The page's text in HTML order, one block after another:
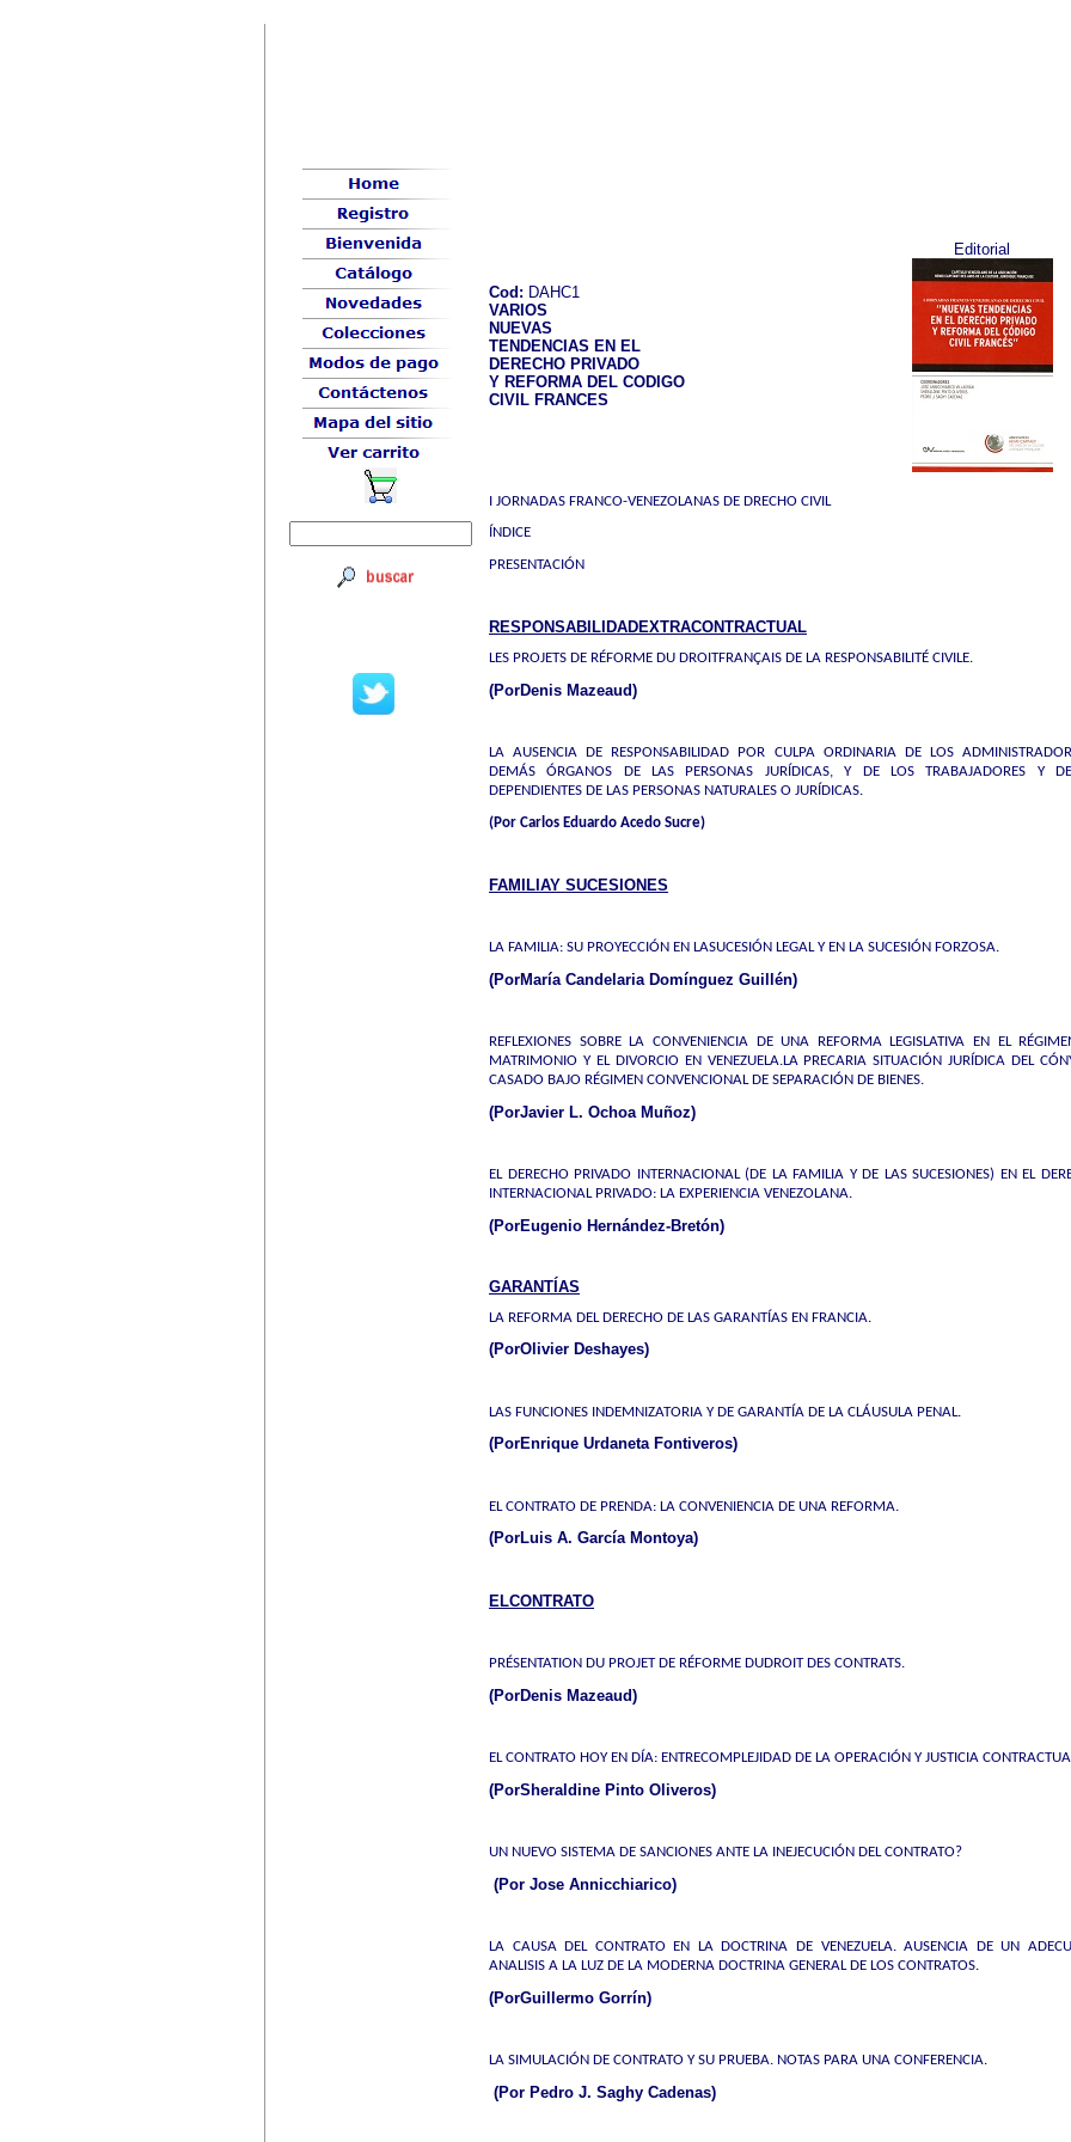
Cod: DAHC1
VARIOS
NUEVAS
TENDENCIAS EN EL
DERECHO PRIVADO
Y REFORMA DEL CODIGO
CIVIL FRANCES
Editorial
I JORNADAS FRANCO-VENEZOLANAS DE DRECHO CIVIL
ÍNDICE
PRESENTACIÓN
RESPONSABILIDADEXTRACONTRACTUAL
LES PROJETS DE RÉFORME DU DROITFRANÇAIS DE LA RESPONSABILITÉ CIVILE.
(PorDenis Mazeaud)
LA AUSENCIA DE RESPONSABILIDAD POR CULPA ORDINARIA DE LOS
DEMÁS ÓRGANOS DE LAS PERSONAS JURÍDICAS, Y DE LOS TRABAJADORES Y
DEPENDIENTES DE LAS PERSONAS NATURALES O JURÍDICAS.
(Por Carlos Eduardo Acedo Sucre)
FAMILIAY SUCESIONES
LA FAMILIA: SU PROYECCIÓN EN LASUCESIÓN LEGAL Y EN LA SUCESIÓN FORZOSA.
(PorMaría Candelaria Domínguez Guillén)
REFLEXIONES SOBRE LA CONVENIENCIA DE UNA REFORMA LEGISLATIVA EN EL
MATRIMONIO Y EL DIVORCIO EN VENEZUELA.LA PRECARIA SITUACIÓN JURÍDICA DEL
CASADO BAJO RÉGIMEN CONVENCIONAL DE SEPARACIÓN DE BIENES.
(PorJavier L. Ochoa Muñoz)
EL DERECHO PRIVADO INTERNACIONAL (DE LA FAMILIA Y DE LAS SUCESIONES) EN EL
INTERNACIONAL PRIVADO: LA EXPERIENCIA VENEZOLANA.
(PorEugenio Hernández-Bretón)
GARANTÍAS
LA REFORMA DEL DERECHO DE LAS GARANTÍAS EN FRANCIA.
(PorOlivier Deshayes)
LAS FUNCIONES INDEMNIZATORIA Y DE GARANTÍA DE LA CLÁUSULA PENAL.
(PorEnrique Urdaneta Fontiveros)
EL CONTRATO DE PRENDA: LA CONVENIENCIA DE UNA REFORMA.
(PorLuis A. García Montoya)
ELCONTRATO
PRÉSENTATION DU PROJET DE RÉFORME DUDROIT DES CONTRATS.
(PorDenis Mazeaud)
EL CONTRATO HOY EN DÍA: ENTRECOMPLEJIDAD DE LA OPERACIÓN Y JUSTICIA
(PorSheraldine Pinto Oliveros)
UN NUEVO SISTEMA DE SANCIONES ANTE LA INEJECUCIÓN DEL CONTRATO?
(Por Jose Annicchiarico)
LA CAUSA DEL CONTRATO EN LA DOCTRINA DE VENEZUELA. AUSENCIA DE UN
ANALISIS A LA LUZ DE LA MODERNA DOCTRINA GENERAL DE LOS CONTRATOS.
(PorGuillermo Gorrín)
LA SIMULACIÓN DE CONTRATO Y SU PRUEBA. NOTAS PARA UNA CONFERENCIA.
(Por Pedro J. Saghy Cadenas)